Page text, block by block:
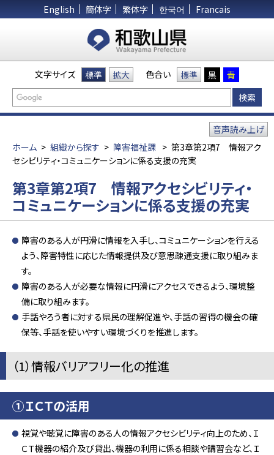
English 簡体字 繁体字 한국어 Francais
文字サイズ 標準 拡大 色合い 標準 黒 青
ホーム > 組織から探す > 障害福祉課 > 第3章第2項7 情報アク
セシビリティ・コミュニケーションに係る支援の充実
音声読み上げ
第3章第2項7 情報アクセシビリティ・
コミュニケーションに係る支援の充実
障害のある人が円滑に情報を入手し、コミュニケーションを行える
よう、障害特性に応じた情報提供及び意思疎通支援に取り組みま
す。
障害のある人が必要な情報に円滑にアクセスできるよう、環境整
備に取り組みます。
手話やろう者に対する県民の理解促進や、手話の習得の機会の確
保等、手話を使いやすい環境づくりを推進します。
（1）情報バリアフリー化の推進
①ＩＣＴの活用
視覚や聴覚に障害のある人の情報アクセシビリティ向上のため、Ｉ
ＣＴ機器の紹介及び貸出、機器の利用に係る相談や講習会など、Ｉ